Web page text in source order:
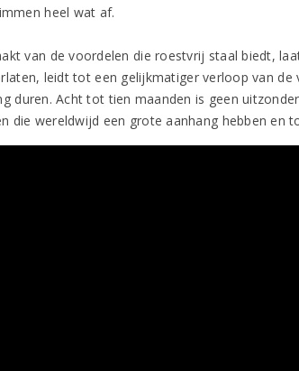
heel wat af.
van de voordelen die roestvrij staal biedt,
leidt tot een gelijkmatiger verloop van
duren. Acht tot tien maanden is geen
die wereldwijd een grote aanhang hebben en